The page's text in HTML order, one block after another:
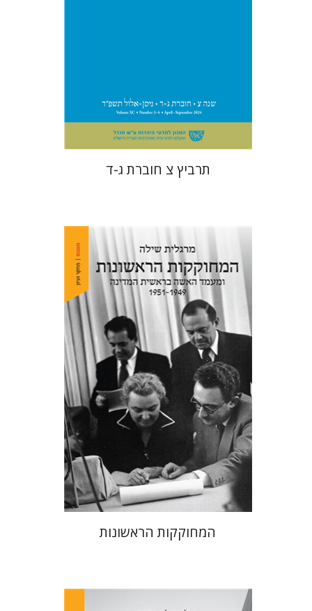
$63
$57
תרביץ צ חוברת ג-ד
מרגלית שילה
הנחת אתר ספר מודפס
$42
$38
המחוקקות הראשונות